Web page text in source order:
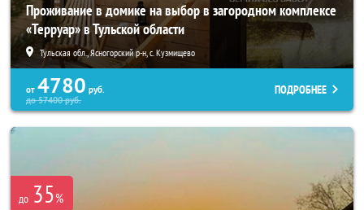
Проживание в домике на выбор в загородном комплексе
«Терруар» в Тульской области
Тульская обл., Ясногорский р-н, с. Кузмищево
от 4780 руб.
до57400руб.
ПОДРОБНЕЕ
до 35%